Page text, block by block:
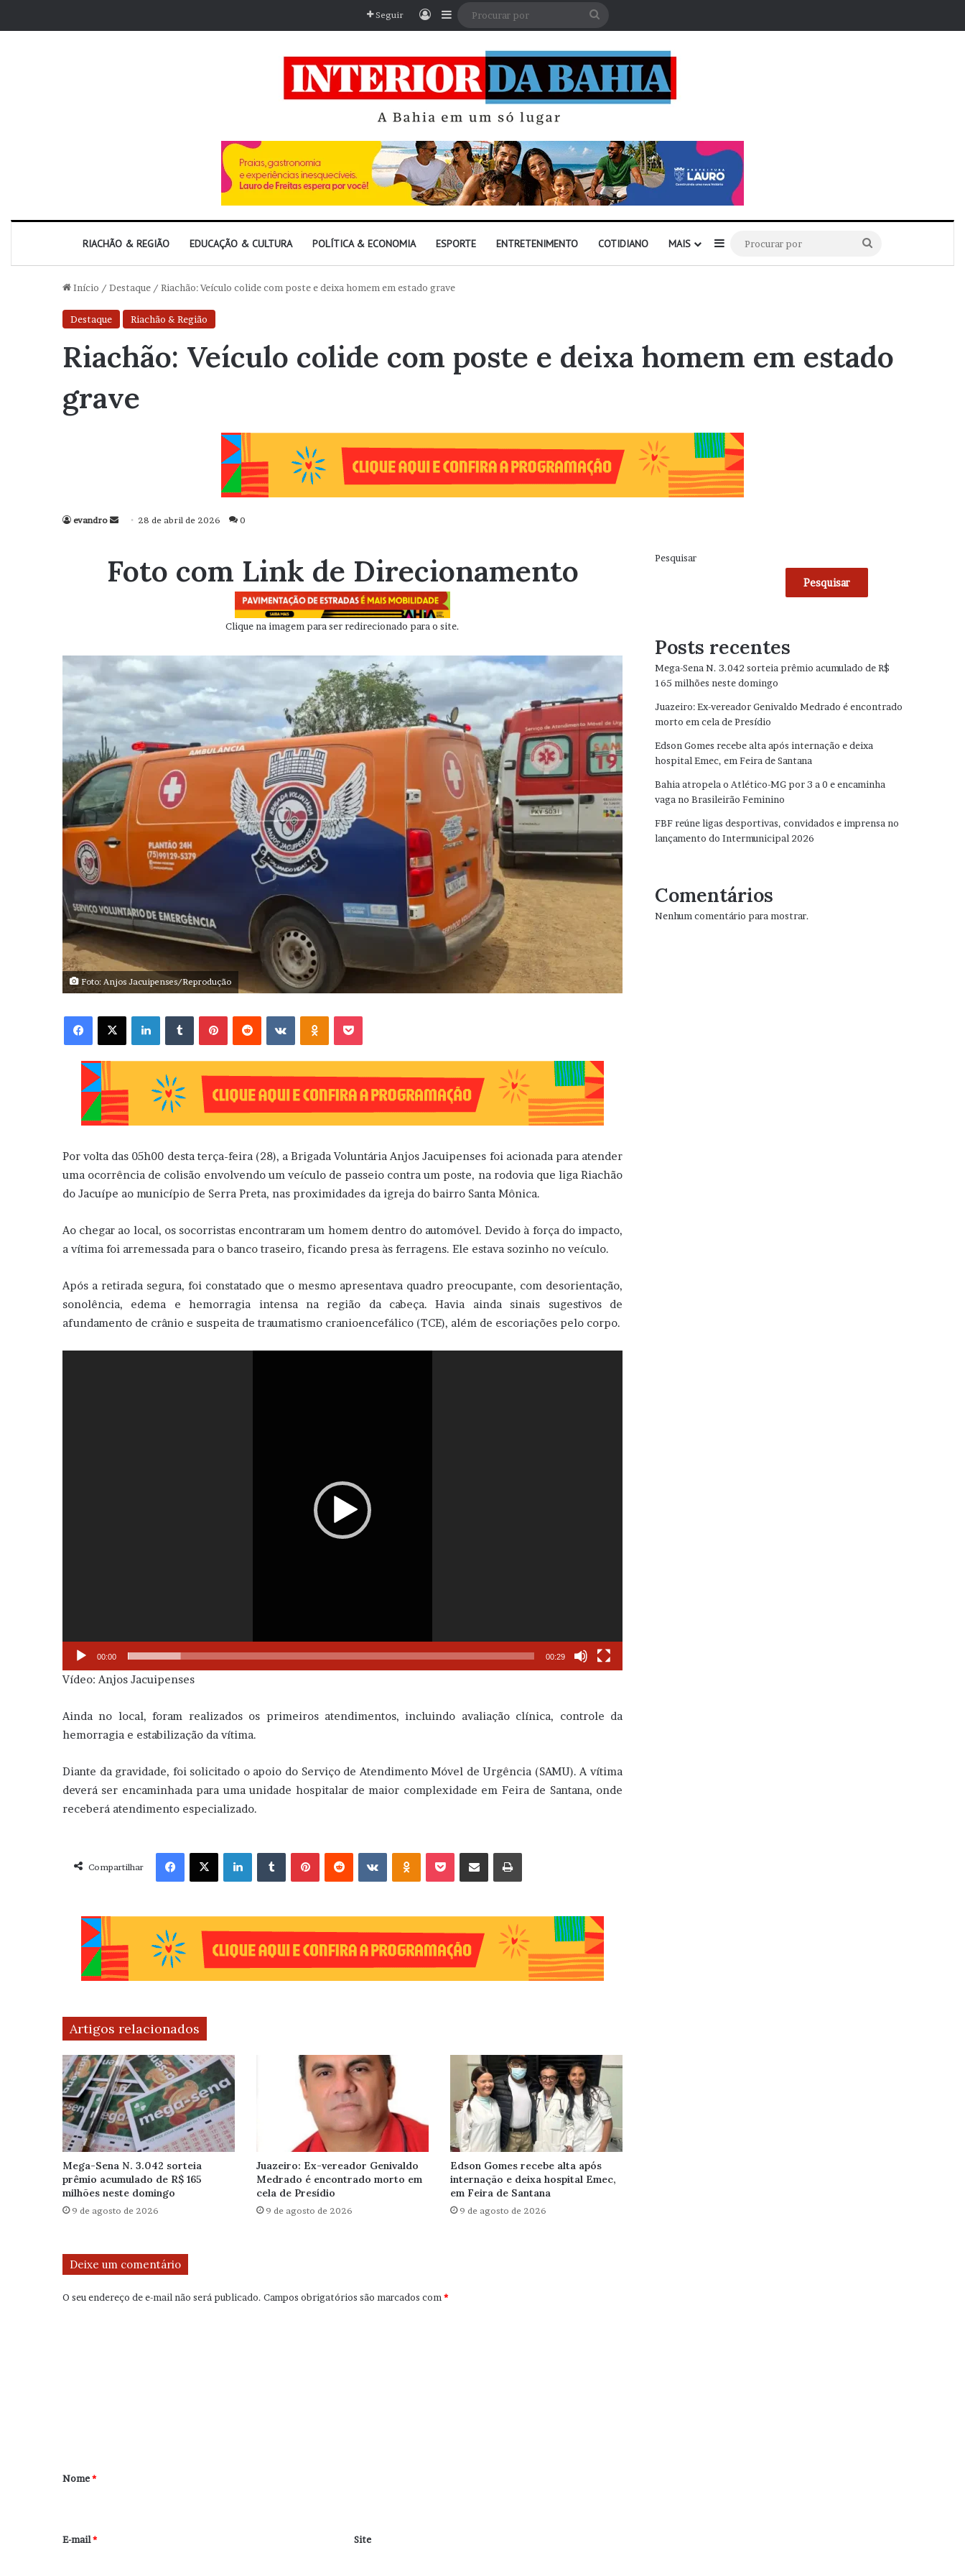
Seguir EntrarBarra Lateral
RIACHÃO & REGIÃO EDUCAÇÃO & CULTURA POLÍTICA & ECONOMIA ESPORTE ENTRETENIMENTO COTIDIANO MAIS Barra Lateral
por
Início / Destaque / Riachão: Veículo colide com poste e deixa homem em estado grave
Destaque Riachão & Região
Riachão: Veículo colide com poste e deixa homem em estado
grave
evandro
Mande
mail
28 de abril de 2026 0
Foto com Link de Direcionamento
Clique na imagem para ser redirecionado para o site.
Foto: Anjos Jacuipenses/Reprodução
Facebook X Linkedin VK OK
Por volta das 05h00 desta terça-feira (28), a Brigada Voluntária Anjos Jacuipenses foi acionada para atender
uma ocorrência de colisão envolvendo um veículo de passeio contra um poste, na rodovia que liga Riachão
do Jacuípe ao município de Serra Preta, nas proximidades da igreja do bairro Santa Mônica.
Ao chegar ao local, os socorristas encontraram um homem dentro do automóvel. Devido à força do impacto,
a vítima foi arremessada para o banco traseiro, ficando presa às ferragens. Ele estava sozinho no veículo.
Após a retirada segura, foi constatado que o mesmo apresentava quadro preocupante, com desorientação,
sonolência, edema e hemorragia intensa na região da cabeça. Havia ainda sinais sugestivos de
afundamento de crânio e suspeita de traumatismo cranioencefálico (TCE), além de escoriações pelo corpo.
00:00 00:29
Vídeo: Anjos Jacuipenses
Ainda no local, foram realizados os primeiros atendimentos, incluindo avaliação clínica, controle da
hemorragia e estabilização da vítima.
Diante da gravidade, foi solicitado o apoio do Serviço de Atendimento Móvel de Urgência (SAMU). A vítima
deverá ser encaminhada para uma unidade hospitalar de maior complexidade em Feira de Santana, onde
receberá atendimento especializado.
Compartilhar
Facebook X Linkedin VK OK
Artigos relacionados
Mega-Sena N. 3.042 sorteia
prêmio acumulado de R$ 165
milhões neste domingo
9 de agosto de 2026
Juazeiro: Ex-vereador Genivaldo
Medrado é encontrado morto em
cela de Presídio
9 de agosto de 2026
Edson Gomes recebe alta após
internação e deixa hospital Emec,
em Feira de Santana
9 de agosto de 2026
Deixe um comentário
O seu endereço de e-mail não será publicado. Campos obrigatórios são marcados com *
r
*
Nome*
E-mail* Site
Pesquisar
Pesquisar
Posts recentes
Mega-Sena N. 3.042 sorteia prêmio acumulado de R$
165 milhões neste domingo
Juazeiro: Ex-vereador Genivaldo Medrado é encontrado
morto em cela de Presídio
Edson Gomes recebe alta após internação e deixa
hospital Emec, em Feira de Santana
Bahia atropela o Atlético-MG por 3 a 0 e encaminha
vaga no Brasileirão Feminino
FBF reúne ligas desportivas, convidados e imprensa no
lançamento do Intermunicipal 2026
Comentários
Nenhum comentário para mostrar.